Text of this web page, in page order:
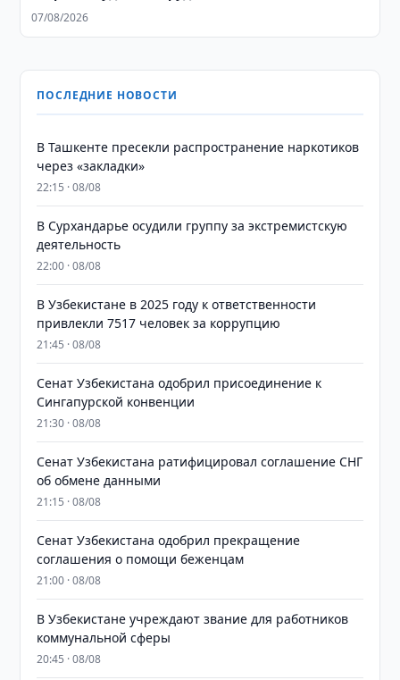
07/08/2026
ПОСЛЕДНИЕ НОВОСТИ
В Ташкенте пресекли распространение наркотиков
через «закладки»
22:15 · 08/08
В Сурхандарье осудили группу за экстремистскую
деятельность
22:00 · 08/08
В Узбекистане в 2025 году к ответственности
привлекли 7517 человек за коррупцию
21:45 · 08/08
Сенат Узбекистана одобрил присоединение к
Сингапурской конвенции
21:30 · 08/08
Сенат Узбекистана ратифицировал соглашение СНГ
об обмене данными
21:15 · 08/08
Сенат Узбекистана одобрил прекращение
соглашения о помощи беженцам
21:00 · 08/08
В Узбекистане учреждают звание для работников
коммунальной сферы
20:45 · 08/08